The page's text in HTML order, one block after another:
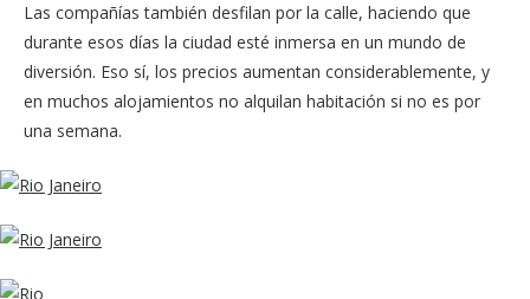
Las compañías también desfilan por la calle, haciendo que
durante esos días la ciudad esté inmersa en un mundo de
diversión. Eso sí, los precios aumentan considerablemente, y
en muchos alojamientos no alquilan habitación si no es por
una semana.